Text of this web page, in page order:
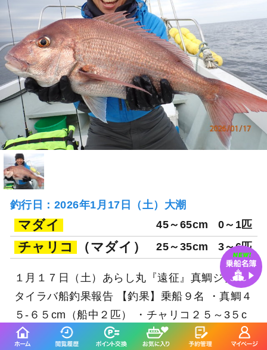
釣行日：2026年1月17日（土）大潮
マダイ 45～65cm 0～1匹
チャリコ （マダイ） 25～35cm 3～6匹
１月１７日（土）あらし丸『遠征』真鯛ジグ・
タイラバ船釣果報告 【釣果】乗船９名 ・真鯛４
５-６５cm（船中２匹） ・チャリコ２５～3５c
m（船中４０匹位）３～６匹 ・ワラサ ・イナダ